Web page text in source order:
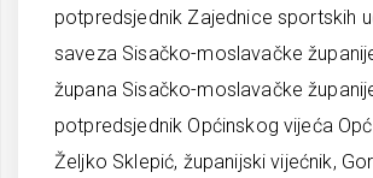
potpredsjednik Zajednice sportskih
saveza Sisačko-moslavačke
župana Sisačko-moslavačke
potpredsjednik Općinskog vijeća
Željko Sklepić, županijski vijećnik,